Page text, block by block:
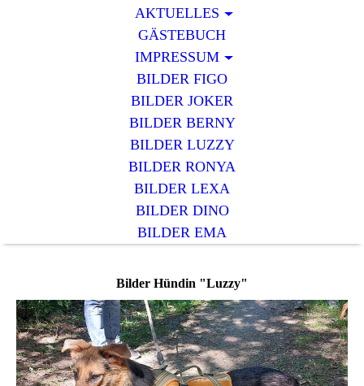
AKTUELLES
GÄSTEBUCH
IMPRESSUM
BILDER FIGO
BILDER JOKER
BILDER BERNY
BILDER LUZZY
BILDER RONYA
BILDER LEXA
BILDER DINO
BILDER EMA
Bilder Hündin "Luzzy"